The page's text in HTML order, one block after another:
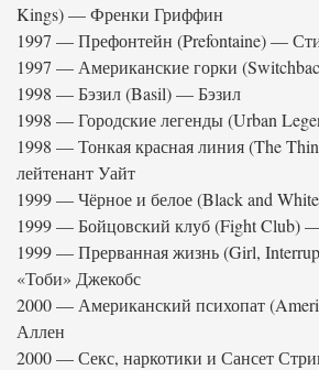
Kings) — Френки Гриффин
1997 — Префонтейн (Prefontaine) —
1997 — Американские горки
1998 — Бэзил (Basil) — Бэзил
1998 — Городские легенды (Urban
1998 — Тонкая красная линия (The
лейтенант Уайт
1999 — Чёрное и белое (Black and
1999 — Бойцовский клуб (Fight Club)
1999 — Прерванная жизнь (Girl,
«Тоби» Джекобс
2000 — Американский психопат
Аллен
2000 — Секс, наркотики и Сансет